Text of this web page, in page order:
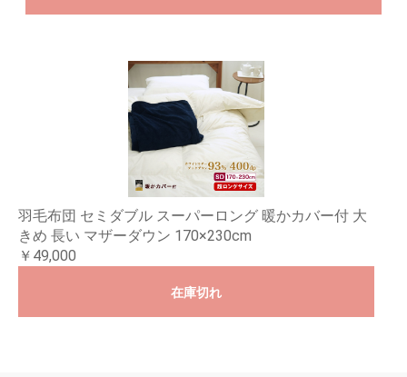
羽毛布団 セミダブル スーパーロング 暖かカバー付 大
きめ 長い マザーダウン 170×230cm
￥49,000
在庫切れ